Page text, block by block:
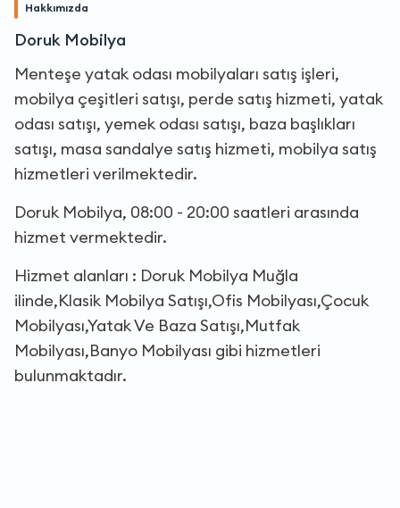
Hakkımızda
Doruk Mobilya
Menteşe yatak odası mobilyaları satış işleri,
mobilya çeşitleri satışı, perde satış hizmeti, yatak
odası satışı, yemek odası satışı, baza başlıkları
satışı, masa sandalye satış hizmeti, mobilya satış
hizmetleri verilmektedir.
Doruk Mobilya, 08:00 - 20:00 saatleri arasında
hizmet vermektedir.
Hizmet alanları : Doruk Mobilya Muğla
ilinde,Klasik Mobilya Satışı,Ofis Mobilyası,Çocuk
Mobilyası,Yatak Ve Baza Satışı,Mutfak
Mobilyası,Banyo Mobilyası gibi hizmetleri
bulunmaktadır.